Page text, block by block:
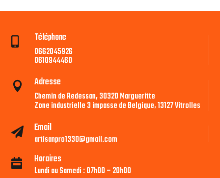
Téléphone
0662045926
0610944460
 Adresse
Chemin de Redessan, 30320 Margueritte
Zone industrielle 3 impasse de Belgique, 13127 Vitrolles
 Email
artisanpro1330@gmail.com
 Horaires
Lundi au Samedi : 07h00 – 20h00